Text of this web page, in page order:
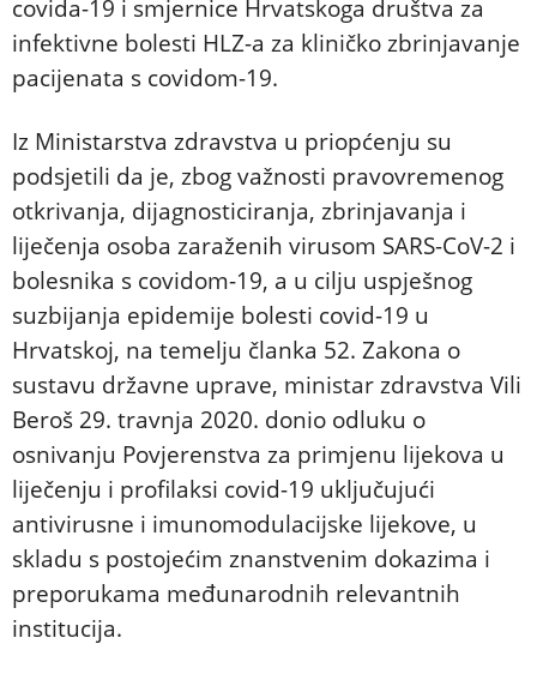
covida-19 i smjernice Hrvatskoga društva za
infektivne bolesti HLZ-a za kliničko zbrinjavanje
pacijenata s covidom-19.
Iz Ministarstva zdravstva u priopćenju su
podsjetili da je, zbog važnosti pravovremenog
otkrivanja, dijagnosticiranja, zbrinjavanja i
liječenja osoba zaraženih virusom SARS-CoV-2 i
bolesnika s covidom-19, a u cilju uspješnog
suzbijanja epidemije bolesti covid-19 u
Hrvatskoj, na temelju članka 52. Zakona o
sustavu državne uprave, ministar zdravstva Vili
Beroš 29. travnja 2020. donio odluku o
osnivanju Povjerenstva za primjenu lijekova u
liječenju i profilaksi covid-19 uključujući
antivirusne i imunomodulacijske lijekove, u
skladu s postojećim znanstvenim dokazima i
preporukama međunarodnih relevantnih
institucija.